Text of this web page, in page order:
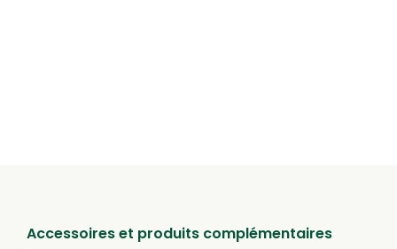
Accessoires et produits complémentaires